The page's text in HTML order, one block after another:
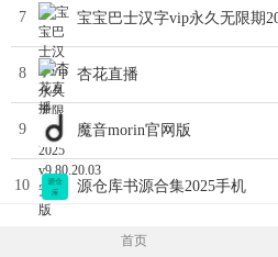
7
8 杏花直播
9 魔音morin官网版
10 源仓库书源合集2025手机
首页